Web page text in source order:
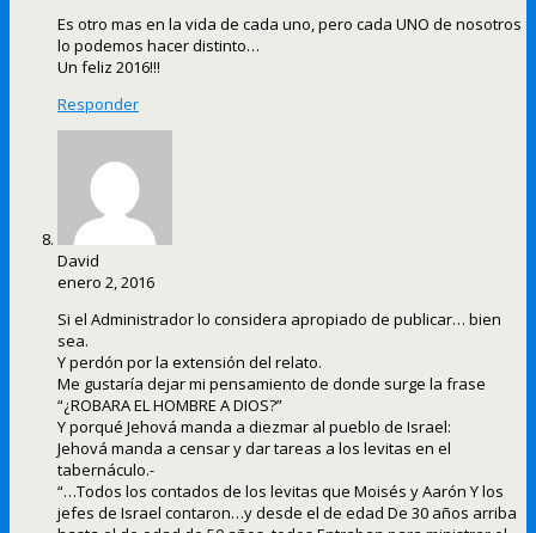
Es otro mas en la vida de cada uno, pero cada UNO de nosotros
lo podemos hacer distinto…
Un feliz 2016!!!
Responder
David
enero 2, 2016
Si el Administrador lo considera apropiado de publicar… bien
sea.
Y perdón por la extensión del relato.
Me gustaría dejar mi pensamiento de donde surge la frase
“¿ROBARA EL HOMBRE A DIOS?”
Y porqué Jehová manda a diezmar al pueblo de Israel:
Jehová manda a censar y dar tareas a los levitas en el
tabernáculo.-
“…Todos los contados de los levitas que Moisés y Aarón Y los
jefes de Israel contaron…y desde el de edad De 30 años arriba